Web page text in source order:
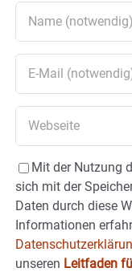
Mit der Nutzung
sich mit der
Daten durch diese
Informationen
unseren Leitfaden